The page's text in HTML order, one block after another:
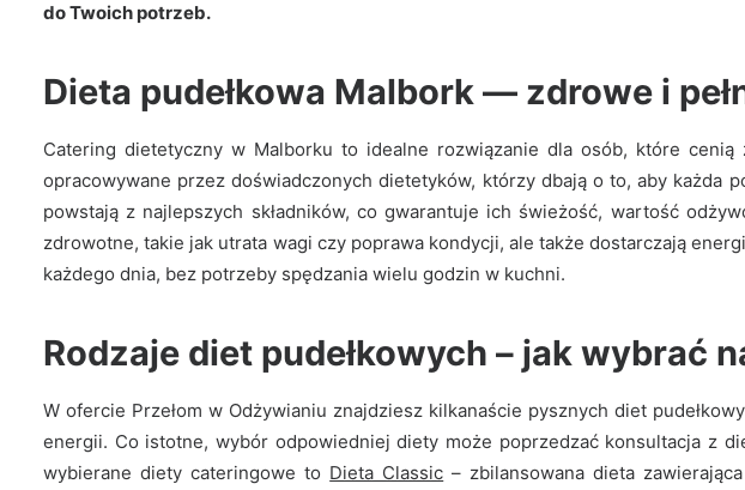
Dieta Classic
do Twoich potrzeb.
Dieta pudełkowa Malbork — zdrowe i
Catering dietetyczny w Malborku to idealne rozwiązanie dla osób, które
opracowywane przez doświadczonych dietetyków, którzy dbają o to, aby każda
powstają z najlepszych składników, co gwarantuje ich świeżość, wartość
zdrowotne, takie jak utrata wagi czy poprawa kondycji, ale także dostarczają
każdego dnia, bez potrzeby spędzania wielu godzin w kuchni.
Rodzaje diet pudełkowych – jak wybrać
W ofercie Przełom w Odżywianiu znajdziesz kilkanaście pysznych diet
energii. Co istotne, wybór odpowiedniej diety może poprzedzać konsultacja z
wybierane diety cateringowe to Dieta Classic – zbilansowana dieta